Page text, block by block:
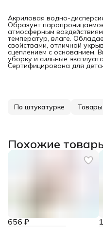
Акриловая водно-
Образует
атмосферным
температур, влаге.
свойствами, отличной
сцеплением с основанием.
уборку и сильные
Сертифицирована для
По штукатурке Товары
Похожие
656 ₽